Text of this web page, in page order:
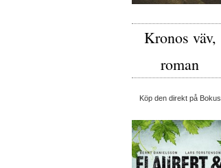
Kronos väv,
roman
Köp den direkt på Bokus